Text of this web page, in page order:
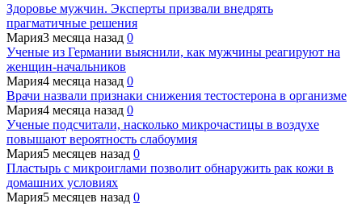
Здоровье мужчин. Эксперты призвали внедрять
прагматичные решения
Мария3 месяца назад 0
Ученые из Германии выяснили, как мужчины реагируют на
женщин-начальников
Мария4 месяца назад 0
Врачи назвали признаки снижения тестостерона в организме
Мария4 месяца назад 0
Ученые подсчитали, насколько микрочастицы в воздухе
повышают вероятность слабоумия
Мария5 месяцев назад 0
Пластырь с микроиглами позволит обнаружить рак кожи в
домашних условиях
Мария5 месяцев назад 0